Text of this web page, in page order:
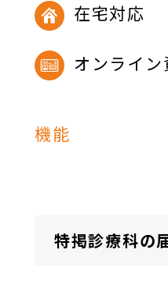
在宅対応
オンライ
機能
特掲診療科の